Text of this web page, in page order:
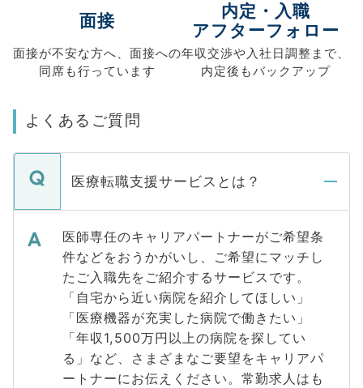
面接
面接が不安な方へ、 面接への
同席も行っています
内定・入職
アフターフォロー
年収交渉や入社日調整まで、
内定後もバックアップ
よくあるご質問
医療転職支援サービスとは？
医師専任のキャリアパートナーがご希望条
件などをおうかがいし、ご希望にマッチし
たご入職先をご紹介するサービスです。
「自宅から近い病院を紹介してほしい」
「医療機器が充実した病院で働きたい」
「年収1,500万円以上の病院を探してい
る」など、さまざまなご要望をキャリアパ
ートナーにお伝えください。常勤求人はも